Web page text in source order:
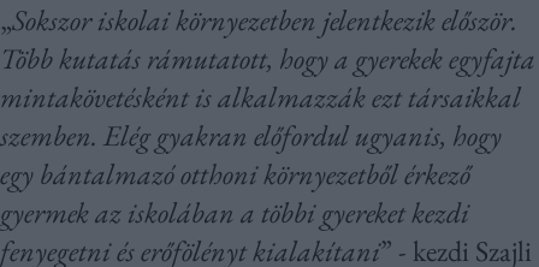
„Sokszor iskolai környezetben jelentkezik először.
Több kutatás rámutatott, hogy a gyerekek egyfajta
mintakövetésként is alkalmazzák ezt társaikkal
szemben. Elég gyakran előfordul ugyanis, hogy
egy bántalmazó otthoni környezetből érkező
gyermek az iskolában a többi gyereket kezdi
fenyegetni és erőfölényt kialakítani” - kezdi Szajli